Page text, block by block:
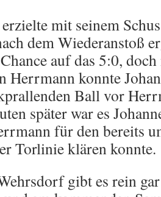
mit seinem
dem Wiederanstoß
auf das 5:0,
Herrmann konnte
Ball vor
später war es
für den bereits
Torlinie klären konnte.
gibt es rein